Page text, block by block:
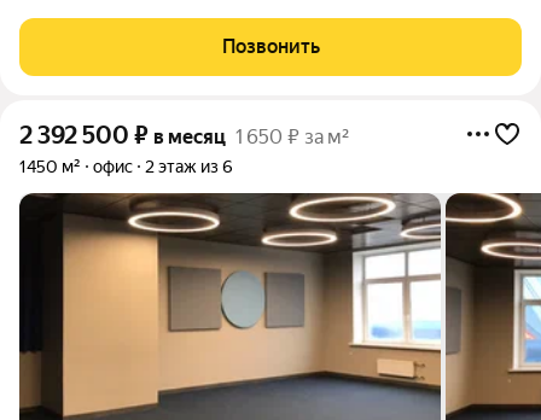
СКУД, сидит охранник, высокие потолки, имеется мебель,
удобная транспортная развязка.На
Позвонить
2 392 500 ₽ в месяц 1 650 ₽ за м²
1450 м² офис 2 этаж из 6